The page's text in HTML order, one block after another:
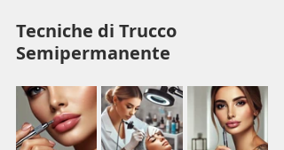
Tecniche di Trucco
Semipermanente